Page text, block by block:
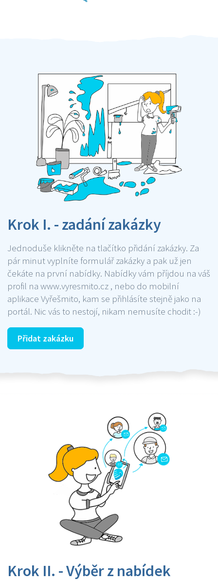
Krok I. - zadání zakázky
Jednoduše klikněte na tlačítko přidání zakázky. Za
pár minut vyplníte formulář zakázky a pak už jen
čekáte na první nabídky. Nabídky vám příjdou na váš
profil na www.vyresmito.cz , nebo do mobilní
aplikace Vyřešmito, kam se přihlásíte stejně jako na
portál. Nic vás to nestojí, nikam nemusíte chodit :-)
Přidat zakázku
Krok II. - Výběr z nabídek